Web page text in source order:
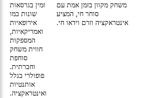
משחק מקוון בזמן אמת עם
סוחר חי, המציע
אינטראקציה וזרם וידאו חי.
זמין בגרסאות
שונות כמו
אירופאיות
ואמריקאיות,
המספקות
חווית משחק
סוחפת
וחברתית.
פופולרי בגלל
אותנטיות
ואינטראקציה.